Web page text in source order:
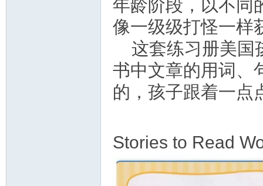
年龄阶段，以不同
像一级级打怪一样
这套练习册美国
书中文章的用词、
的，孩子跟着一点
Stories to Read